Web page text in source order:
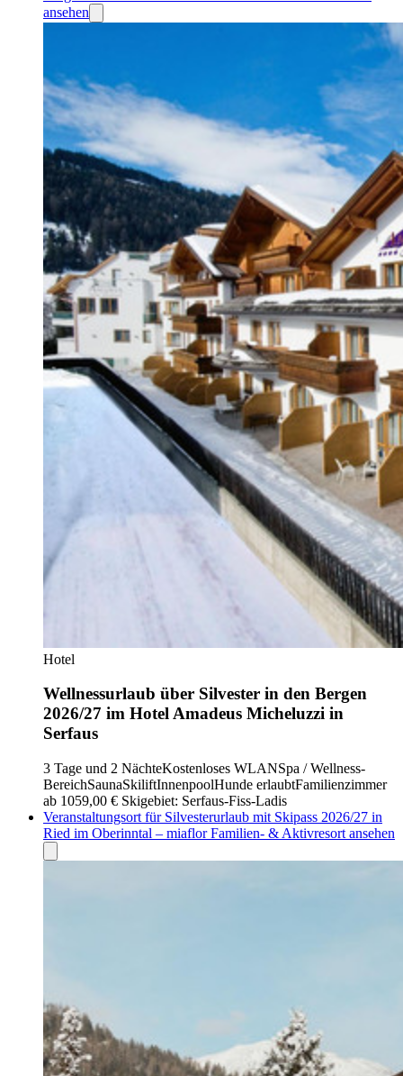
ansehen
Hotel
Wellnessurlaub über Silvester in den Bergen
2026/27 im Hotel Amadeus Micheluzzi in
Serfaus
3 Tage und 2 NächteKostenloses WLANSpa / Wellness-
BereichSaunaSkiliftInnenpoolHunde erlaubtFamilienzimmer
ab 1059,00 € Skigebiet: Serfaus-Fiss-Ladis
Veranstaltungsort für Silvesterurlaub mit Skipass 2026/27 in
Ried im Oberinntal – miaflor Familien- & Aktivresort ansehen